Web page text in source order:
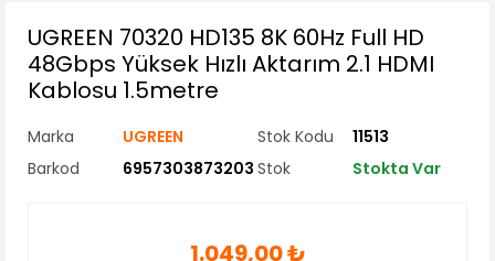
UGREEN 70320 HD135 8K 60Hz Full HD
48Gbps Yüksek Hızlı Aktarım 2.1 HDMI
Kablosu 1.5metre
Marka UGREEN Stok Kodu
11513
Barkod
6957303873203 Stok Stokta Var
1.049,00 ₺